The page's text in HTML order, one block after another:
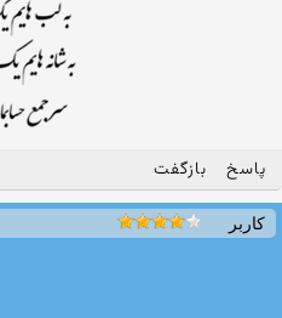
پاسخ بازگفت
کاربر